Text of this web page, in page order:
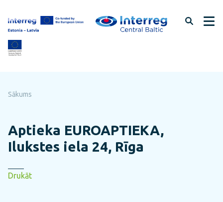
uz
lapas
saturu
Sākums
Aptieka EUROAPTIEKA,
Ilukstes iela 24, Rīga
Drukāt